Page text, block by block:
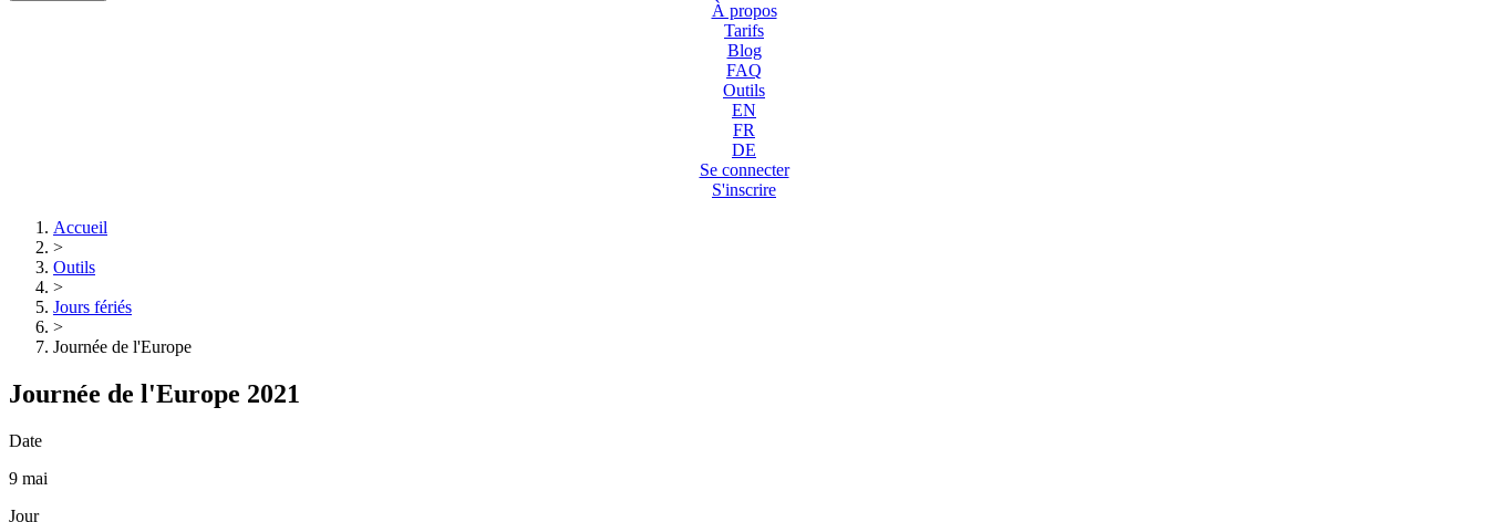
À propos
Tarifs
Blog
FAQ
Outils
EN
FR
DE
Se connecter
S'inscrire
Accueil
>
Outils
>
Jours fériés
>
Journée de l'Europe
Journée de l'Europe 2021
Date
9 mai
Jour